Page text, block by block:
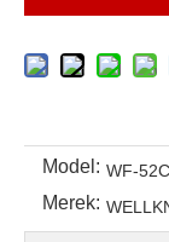
Model: WF-
Merek: